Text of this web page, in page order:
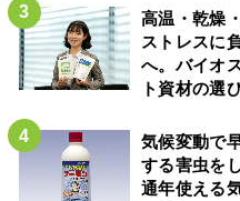
高温・乾燥
ストレスに
へ。バイオ
ト資材の選
気候変動で
する害虫を
通年使える